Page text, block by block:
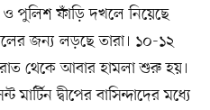
ও পুলিশ ফাঁড়ি দখলে নিয়েছে
জন্য লড়ছে তারা। ১০-১২
থেকে আবার হামলা শুরু হয়।
দ্বীপের বাসিন্দাদের মধ্যে